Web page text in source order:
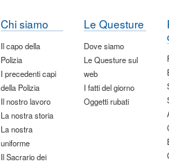
Chi siamo
Il capo della
Polizia
I precedenti capi
della Polizia
Il nostro lavoro
La nostra storia
La nostra
uniforme
Il Sacrario dei
Le Questure
Dove siamo
Le Questure sul
web
I fatti del giorno
Oggetti rubati